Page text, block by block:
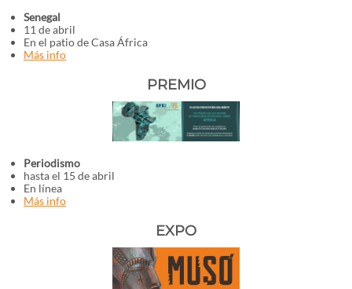
Senegal
11 de abril
En el patio de Casa África
Más info
PREMIO
Periodismo
hasta el 15 de abril
En línea
Más info
EXPO